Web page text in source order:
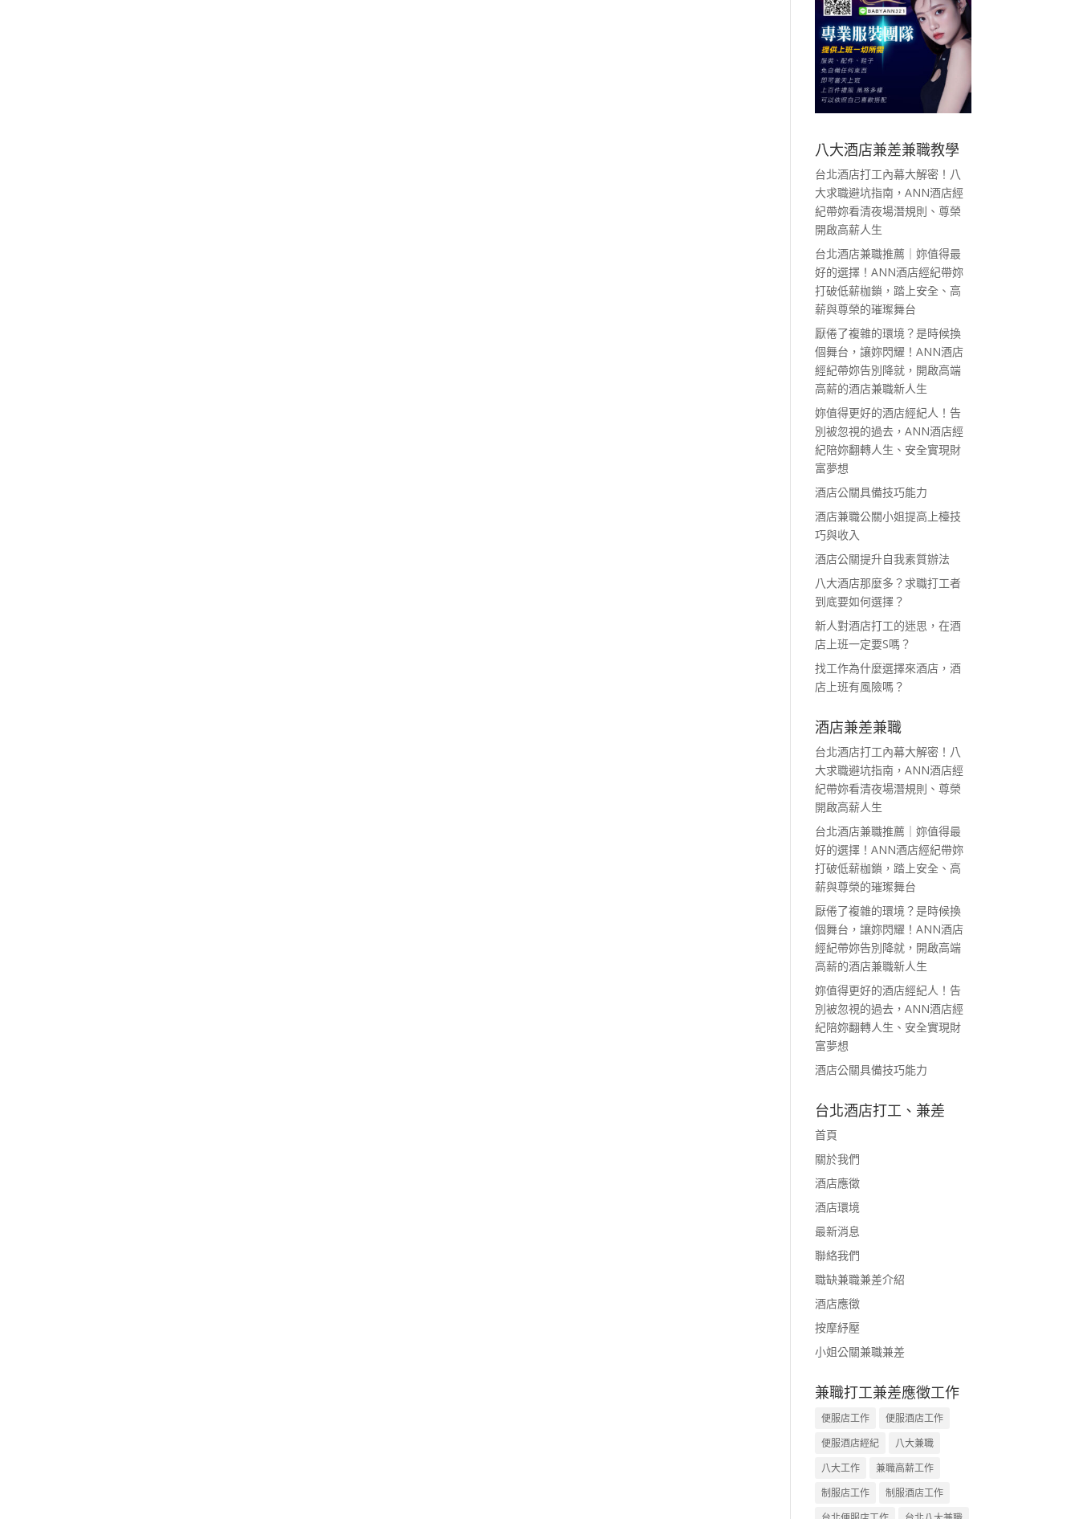
八大酒店兼差兼職教學
台北酒店打工內幕大解密！八
大求職避坑指南，ANN酒店經
紀帶妳看清夜場潛規則、尊榮
開啟高薪人生
台北酒店兼職推薦｜妳值得最
好的選擇！ANN酒店經紀帶妳
打破低薪枷鎖，踏上安全、高
薪與尊榮的璀璨舞台
厭倦了複雜的環境？是時候換
個舞台，讓妳閃耀！ANN酒店
經紀帶妳告別降就，開啟高端
高薪的酒店兼職新人生
妳值得更好的酒店經紀人！告
別被忽視的過去，ANN酒店經
紀陪妳翻轉人生、安全實現財
富夢想
酒店公關具備技巧能力
酒店兼職公關小姐提高上檯技
巧與收入
酒店公關提升自我素質辦法
八大酒店那麼多？求職打工者
到底要如何選擇？
新人對酒店打工的迷思，在酒
店上班一定要S嗎？
找工作為什麼選擇來酒店，酒
店上班有風險嗎？
酒店兼差兼職
台北酒店打工內幕大解密！八
大求職避坑指南，ANN酒店經
紀帶妳看清夜場潛規則、尊榮
開啟高薪人生
台北酒店兼職推薦｜妳值得最
好的選擇！ANN酒店經紀帶妳
打破低薪枷鎖，踏上安全、高
薪與尊榮的璀璨舞台
厭倦了複雜的環境？是時候換
個舞台，讓妳閃耀！ANN酒店
經紀帶妳告別降就，開啟高端
高薪的酒店兼職新人生
妳值得更好的酒店經紀人！告
別被忽視的過去，ANN酒店經
紀陪妳翻轉人生、安全實現財
富夢想
酒店公關具備技巧能力
台北酒店打工、兼差
首頁
關於我們
酒店應徵
酒店環境
最新消息
聯絡我們
職缺兼職兼差介紹
酒店應徵
按摩紓壓
小姐公關兼職兼差
兼職打工兼差應徵工作
便服店工作
便服酒店工作
便服酒店經紀
八大兼職
八大工作
兼職高薪工作
制服店工作
制服酒店工作